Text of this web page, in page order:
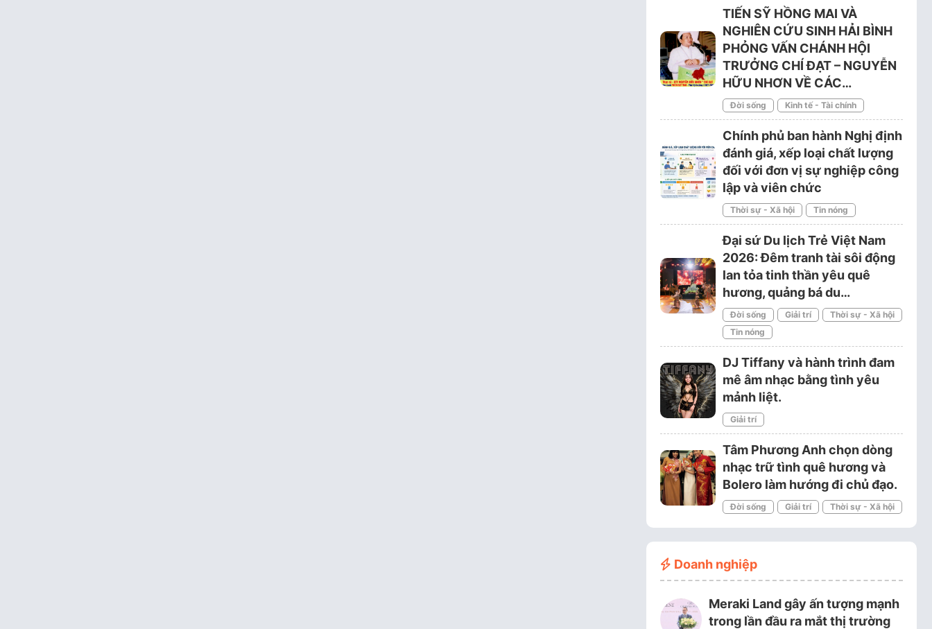
TIẾN SỸ HỒNG MAI VÀ
NGHIÊN CỨU SINH HẢI BÌNH
PHỎNG VẤN CHÁNH HỘI
TRƯỞNG CHÍ ĐẠT – NGUYỄN
HỮU NHƠN VỀ CÁC…
Đời sống Kinh tế - Tài chính
Chính phủ ban hành Nghị định
đánh giá, xếp loại chất lượng
đối với đơn vị sự nghiệp công
lập và viên chức
Thời sự - Xã hội Tin nóng
Đại sứ Du lịch Trẻ Việt Nam
2026: Đêm tranh tài sôi động
lan tỏa tinh thần yêu quê
hương, quảng bá du…
Đời sống Giải trí
Thời sự - Xã hội
Tin nóng
DJ Tiffany và hành trình đam
mê âm nhạc bằng tình yêu
mảnh liệt.
Giải trí
Tâm Phương Anh chọn dòng
nhạc trữ tình quê hương và
Bolero làm hướng đi chủ đạo.
Đời sống Giải trí Thời sự - Xã hội
Doanh nghiệp
Meraki Land gây ấn tượng mạnh
trong lần đầu ra mắt thị trường